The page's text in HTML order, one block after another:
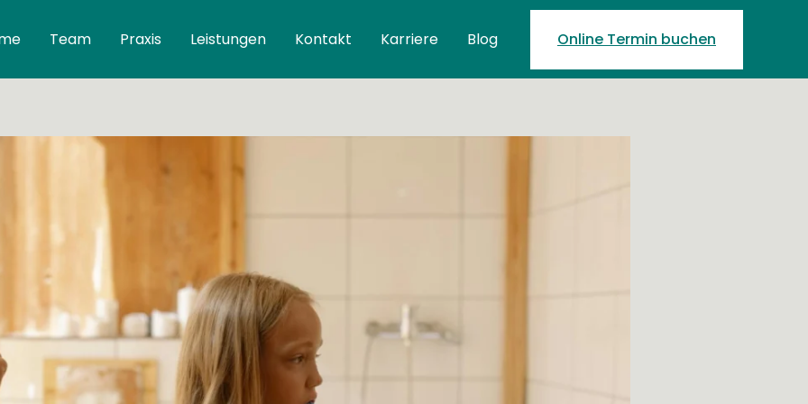
Team Praxis Leistungen Kontakt Karriere Blog Online Termin buchen